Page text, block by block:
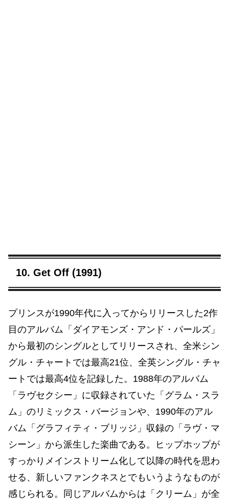
10. Get Off (1991)
プリンスが1990年代に入ってからリリースした2作
目のアルバム「ダイアモンズ・アンド・パールズ」
から最初のシングルとしてリリースされ、全米シン
グル・チャートでは最高21位、全英シングル・チャ
ートでは最高4位を記録した。1988年のアルバム
「ラヴセクシー」に収録されていた「グラム・スラ
ム」のリミックス・バージョンや、1990年のアル
バム「グラフィティ・ブリッジ」収録の「ラヴ・マ
シーン」から派生した楽曲である。ヒップホップが
すっかりメインストリーム化して以降の時代を思わ
せる、新しいファンクネスとでもいうようなものが
感じられる。同じアルバムからは「クリーム」が全